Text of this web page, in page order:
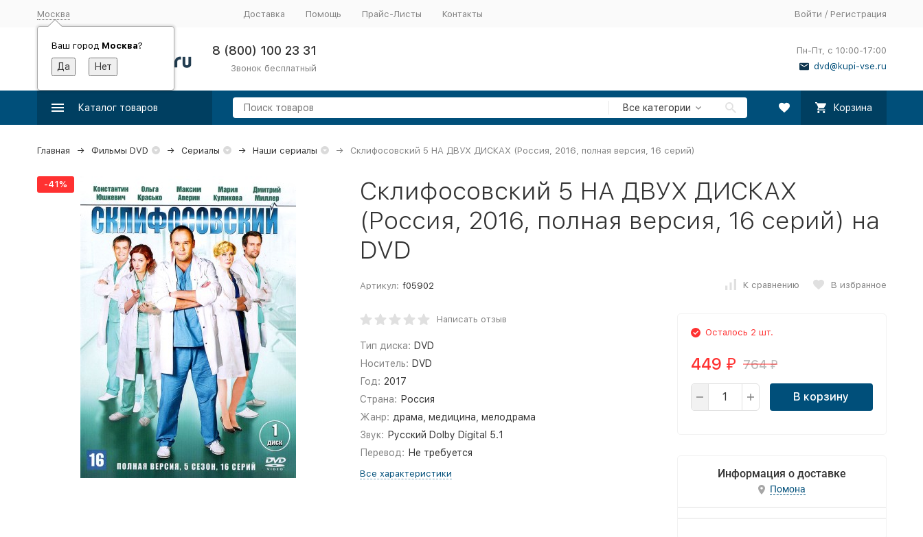
Москва
Ваш город Москва?
Доставка Помощь Прайс-Листы Контакты Войти / Регистрация
8 (800) 100 23 31
Звонок бесплатный
Пн-Пт, с 10:00-17:00
dvd@kupi-vse.ru
Каталог товаров Все категории Корзина
Главная Фильмы DVD Сериалы Наши сериалы Склифосовский 5 НА ДВУХ ДИСКАХ (Россия, 2016, полная версия, 16 серий)
-41%
Склифосовский 5 НА ДВУХ ДИСКАХ
(Россия, 2016, полная версия, 16 серий) на
DVD
Артикул: f05902 К сравнению В избранное
Написать отзыв
Тип диска: DVD
Носитель: DVD
Год: 2017
Страна: Россия
Жанр: драма, медицина, мелодрама
Звук: Русский Dolby Digital 5.1
Перевод: Не требуется
Все характеристики
Осталось 2 шт.
449 ₽ 764₽
В корзину
Информация о доставке
Помона